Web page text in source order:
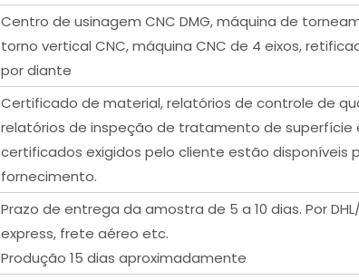
Centro de usinagem CNC DMG, máquina de
torno vertical CNC, máquina CNC de 4 eixos,
por diante
Certificado de material, relatórios de controle de
relatórios de inspeção de tratamento de superfície
certificados exigidos pelo cliente estão disponíveis
fornecimento.
Prazo de entrega da amostra de 5 a 10 dias. Por
express, frete aéreo etc.
Produção 15 dias aproximadamente